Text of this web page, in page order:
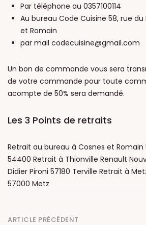
Par téléphone au 0357100114
Au bureau Code Cuisine 58, rue
et Romain
par mail codecuisine@gmail.com
Un bon de commande vous sera
de votre commande pour toute
acompte de 50% sera demandé.
Les 3 Points de retraits
Retrait au bureau à Cosnes et Romain
54400 Retrait à Thionville Renault
Didier Pironi 57180 Terville Retrait à
57000 Metz
Post
ARTICLE PRÉCÉDENT